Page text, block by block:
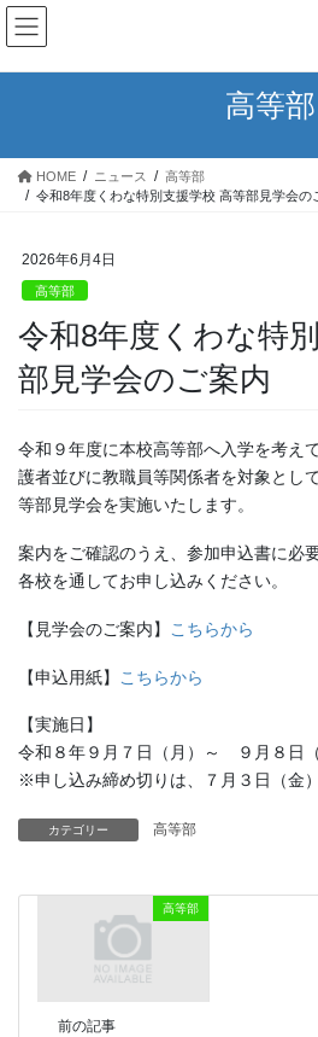
コ
ン
ス
ナ
ビ
ン
高等部
HOME ニュース
高等部
令和8年度くわな特別支援学校 高等部見学会の
2026年6月4日
高等部
令和8年度くわな特
部見学会のご案内
令和９年度に本校高等部へ入学を考え
護者並びに教職員等関係者を対象とし
等部見学会を実施いたします。
案内をご確認のうえ、参加申込書に必
各校を通してお申し込みください。
【見学会のご案内】 こちらから
【申込用紙】 こちらから
【実施日】
令和８年９月７日（月）～ ９月８日（
※申し込み締め切りは、７月３日（金）
カテゴリー 高等部
高等部
前の記事